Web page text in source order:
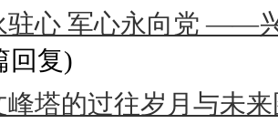
驻心 军心永向党 ——
回复)
峰塔的过往岁月与未